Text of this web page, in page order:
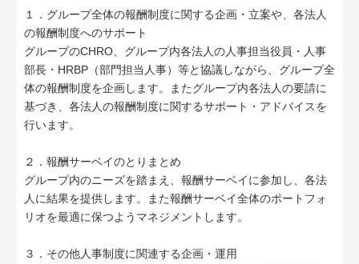
１．グループ全体の報酬制度に関する企画・立案や、各法人
の報酬制度へのサポート
グループのCHRO、グループ内各法人の人事担当役員・人事
部長・HRBP（部門担当人事）等と協議しながら、グループ全
体の報酬制度を企画します。またグループ内各法人の要請に
基づき、各法人の報酬制度に関するサポート・アドバイスを
行います。
２．報酬サーベイのとりまとめ
グループ内のニーズを踏まえ、報酬サーベイに参加し、各法
人に結果を提供します。また報酬サーベイ全体のポートフォ
リオを最適に保つようマネジメントします。
３．その他人事制度に関連する企画・運用